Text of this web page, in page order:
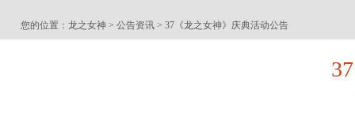
您的位置： 龙之女神 > 公告资讯 > 37《龙之女神》庆典活动公告